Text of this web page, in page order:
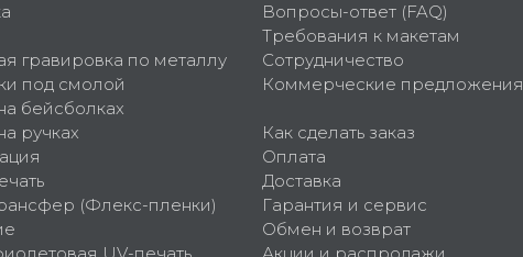
гравировка по металлу
под смолой
бейсболках
ручках
(Флекс-пленки)
Вопросы-ответ (FAQ)
Требования к макетам
Сотрудничество
Коммерческие предложения
Как сделать заказ
Оплата
Доставка
Гарантия и сервис
Обмен и возврат